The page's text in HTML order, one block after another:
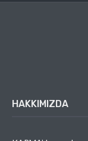
HAKKIMIZDA